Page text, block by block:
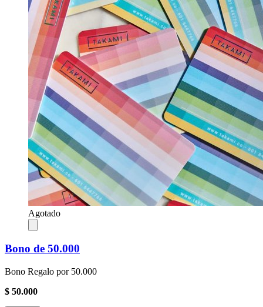
Agotado
Bono de 50.000
Bono Regalo por 50.000
$ 50.000